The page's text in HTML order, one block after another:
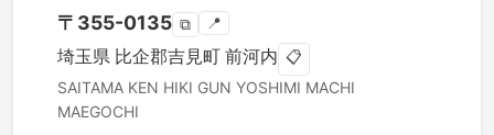
〒 355-0135 ⧉ 📍
埼玉県 比企郡吉見町 前河内 📋
SAITAMA KEN HIKI GUN YOSHIMI MACHI
MAEGOCHI